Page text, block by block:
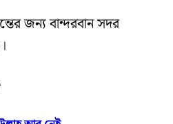
জন্য বান্দরবান সদর